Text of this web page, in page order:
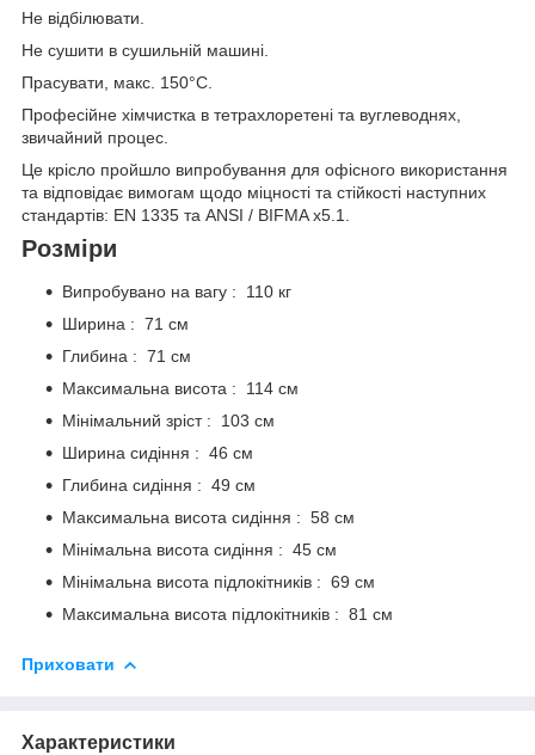
Не відбілювати.
Не сушити в сушильній машині.
Прасувати, макс. 150°C.
Професійне хімчистка в тетрахлоретені та вуглеводнях,
звичайний процес.
Це крісло пройшло випробування для офісного використання
та відповідає вимогам щодо міцності та стійкості наступних
стандартів: EN 1335 та ANSI / BIFMA x5.1.
Розміри
Випробувано на вагу : 110 кг
Ширина : 71 см
Глибина : 71 см
Максимальна висота : 114 см
Мінімальний зріст : 103 см
Ширина сидіння : 46 см
Глибина сидіння : 49 см
Максимальна висота сидіння : 58 см
Мінімальна висота сидіння : 45 см
Мінімальна висота підлокітників : 69 см
Максимальна висота підлокітників : 81 см
Приховати
Характеристики